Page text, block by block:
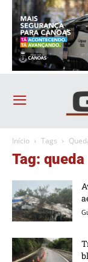
Início Tags
Tag: queda